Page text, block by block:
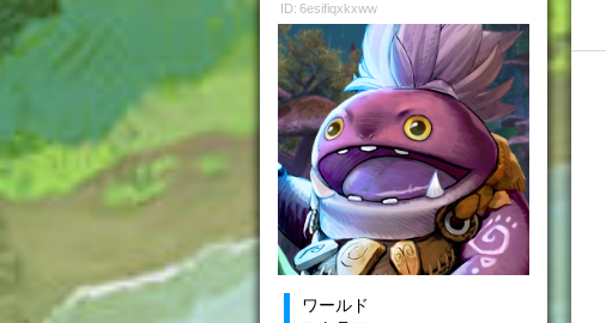
ID: 6esifiqxkxww
ワールド